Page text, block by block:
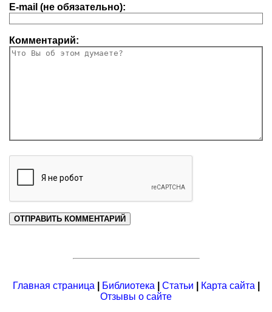
E-mail (не обязательно):
Комментарий:
Главная страница Библиотека Статьи Карта сайта
Отзывы о сайте